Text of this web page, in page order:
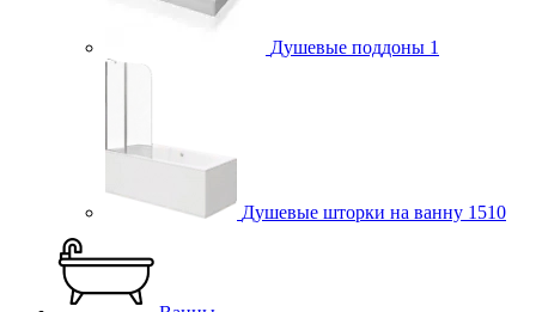
Душевые поддоны 1
Душевые шторки на ванну 1510